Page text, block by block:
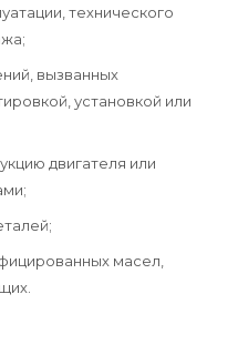
технического
вызванных
установкой или
двигателя или
масел,